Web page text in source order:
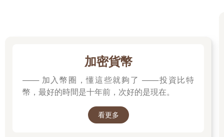
加密貨幣
─── 加入幣圈，懂這些就夠了 ───投資比特
幣，最好的時間是十年前，次好的是現在。
看更多